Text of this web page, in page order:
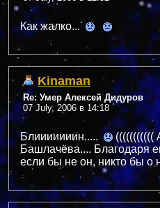
Как жалко...
Kinaman
Re: Умер Алексей Дидуров
07 July, 2006 в 14:18
Блииииииин.....
(((((((((((
Башлачёва.... Благодаря
если бы не он, никто бы о